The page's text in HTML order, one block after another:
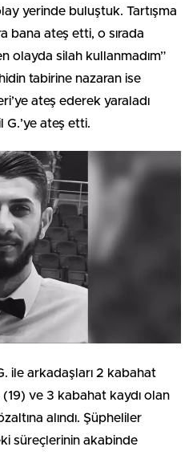
yerinde buluştuk. Tartışma
bana ateş etti, o sırada
olayda silah kullanmadım”
tabirine nazaran ise
ateş ederek yaraladı
G.’ye ateş etti.
ile arkadaşları 2 kabahat
ve 3 kabahat kaydı olan
alındı. Şüpheliler
süreçlerinin akabinde